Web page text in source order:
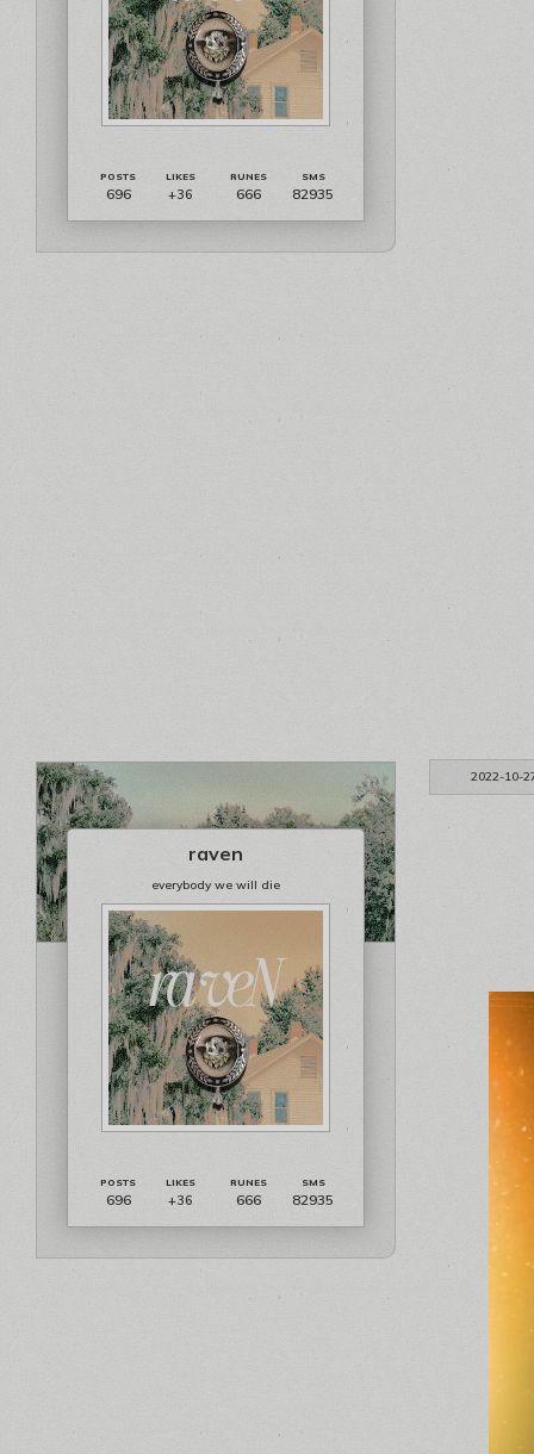
696 +36 666 82935
2022-10-
raven
everybody we will die
696 +36 666 82935